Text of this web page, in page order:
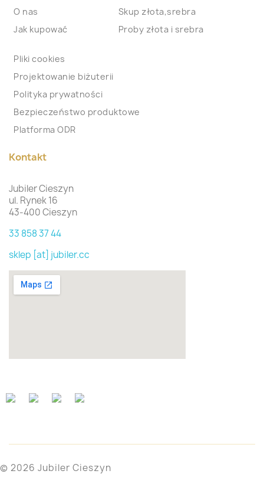
O nas
Jak kupować
Skup złota,srebra
Proby złota i srebra
Pliki cookies
Projektowanie biżuterii
Polityka prywatności
Bezpieczeństwo produktowe
Platforma ODR
Kontakt
Jubiler Cieszyn
ul. Rynek 16
43-400 Cieszyn
33 858 37 44
sklep [at] jubiler.cc
© 2026 Jubiler Cieszyn